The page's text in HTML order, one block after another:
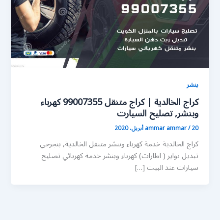
بنشر
كراج الخالدية | كراج متنقل 99007355 كهرباء
وبنشر, تصليح السيارت
ammar ammar/20 أبريل، 2020
كراج الخالدية خدمة كهرباء وبنشر متنقل الخالدية, بنجرجي
تبديل تواير ( اطارات) كهرباء وبنشر خدمة كهربائي تصليح
سيارات عند البيت […]